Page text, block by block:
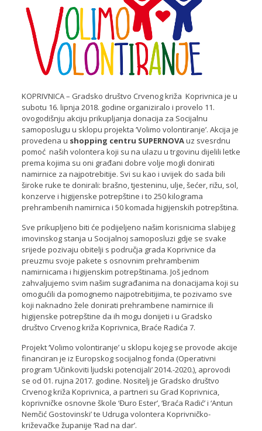
KOPRIVNICA – Gradsko društvo Crvenog križa Koprivnica je u
subotu 16. lipnja 2018. godine organiziralo i provelo 11.
ovogodišnju akciju prikupljanja donacija za Socijalnu
samoposlugu u sklopu projekta ‘Volimo volontiranje’. Akcija je
provedena u shopping centru SUPERNOVAuz svesrdnu
pomoć naših volontera koji su na ulazu u trgovinu dijelili letke
prema kojima su oni građani dobre volje mogli donirati
namirnice za najpotrebitije. Svi su kao i uvijek do sada bili
široke ruke te donirali: brašno, tjesteninu, ulje, šećer, rižu, sol,
konzerve i higijenske potrepštine i to 250 kilograma
prehrambenih namirnica i 50 komada higijenskih potrepština.
Sve prikupljeno biti će podijeljeno našim korisnicima slabijeg
imovinskog stanja u Socijalnoj samoposluzi gdje se svake
srijede pozivaju obitelji s područja grada Koprivnice da
preuzmu svoje pakete s osnovnim prehrambenim
namirnicama i higijenskim potrepštinama. Još jednom
zahvaljujemo svim našim sugrađanima na donacijama koji su
omogućili da pomognemo najpotrebitijima, te pozivamo sve
koji naknadno žele donirati prehrambene namirnice ili
higijenske potrepštine da ih mogu donijeti i u Gradsko
društvo Crvenog križa Koprivnica, Braće Radića 7.
Projekt ‘Volimo volontiranje’ u sklopu kojeg se provode akcije
financiran je iz Europskog socijalnog fonda (Operativni
program ‘Učinkoviti ljudski potencijali’ 2014.-2020.), aprovodi
se od 01. rujna 2017. godine. Nositelj je Gradsko društvo
Crvenog križa Koprivnica, a partneri su Grad Koprivnica,
koprivničke osnovne škole ‘Đuro Ester’, ‘Braća Radić’ i ‘Antun
Nemčić Gostovinski’ te Udruga volontera Koprivničko-
križevačke županije ‘Rad na dar’.